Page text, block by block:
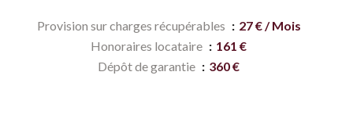
Provision sur charges récupérables
27 € / Mois
Honoraires locataire
161 €
Dépôt de garantie
360 €